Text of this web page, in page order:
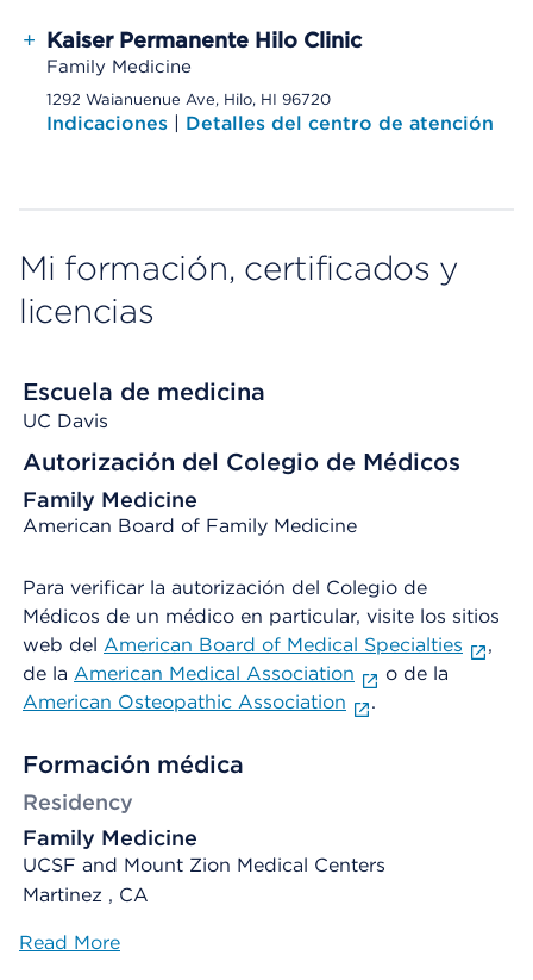
+ Kaiser Permanente Hilo Clinic
Family Medicine
1292 Waianuenue Ave, Hilo, HI 96720
Indicaciones | Detalles del centro de atención
Mi formación, certificados y
licencias
Escuela de medicina
UC Davis
Autorización del Colegio de Médicos
Family Medicine
American Board of Family Medicine
Para verificar la autorización del Colegio de
Médicos de un médico en particular, visite los sitios
web del American Board of Medical Specialties
,
de la American Medical Association
o de la
American Osteopathic Association
.
Formación médica
Residency
Family Medicine
UCSF and Mount Zion Medical Centers
Martinez , CA
Read More